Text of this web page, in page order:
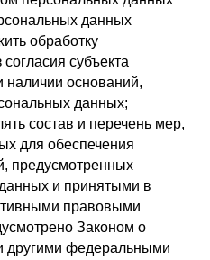
данных
обработку
субъекта
оснований,
данных;
состав и перечень мер,
для обеспечения
предусмотренных
и принятыми в
правовыми
Законом о
другими федеральными